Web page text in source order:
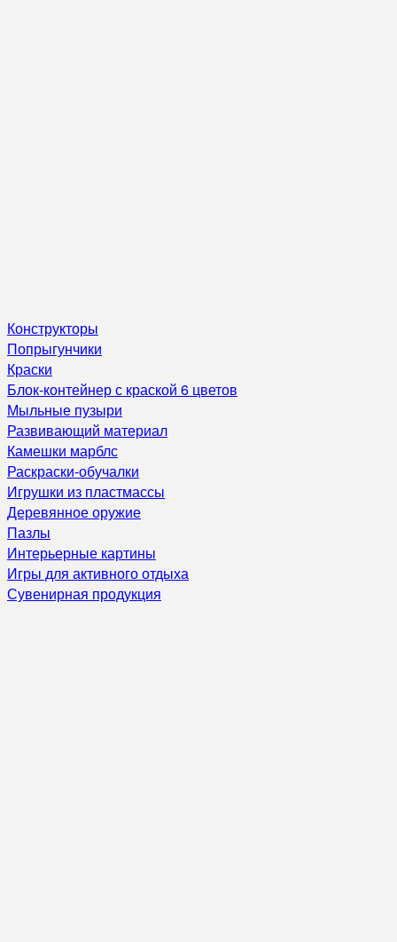
Конструкторы
Попрыгунчики
Краски
Блок-контейнер с краской 6 цветов
Мыльные пузыри
Развивающий материал
Камешки марблс
Раскраски-обучалки
Игрушки из пластмассы
Деревянное оружие
Пазлы
Интерьерные картины
Игры для активного отдыха
Сувенирная продукция